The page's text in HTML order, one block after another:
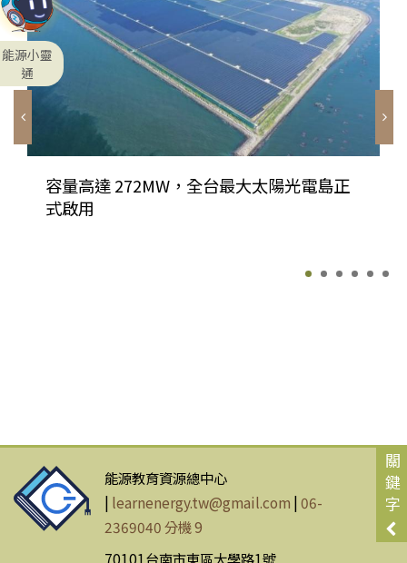
容量高達 272MW，全台最大太陽光電島正
式啟用
關
鍵
字
能源小靈
通
能源教育資源總中心
| learnenergy.tw@gmail.com |06-
2369040 分機 9
70101台南市東區大學路1號